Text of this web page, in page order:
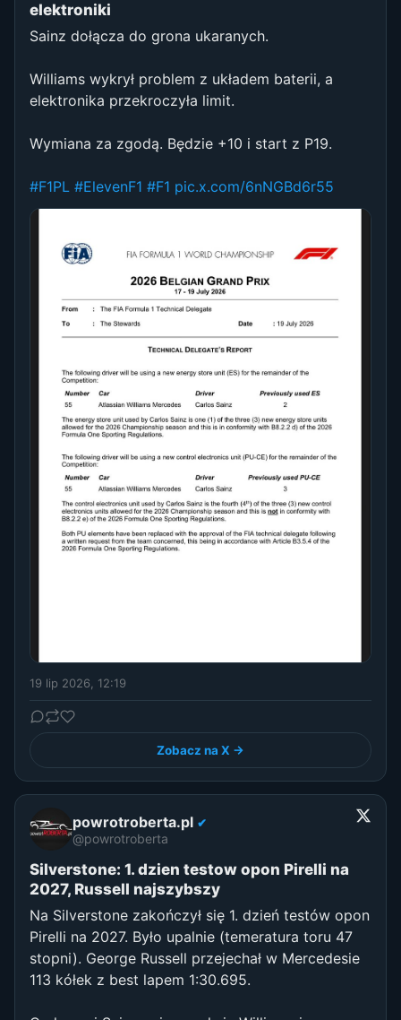
elektroniki
Sainz dołącza do grona ukaranych.
Williams wykrył problem z układem baterii, a
elektronika przekroczyła limit.
Wymiana za zgodą. Będzie +10 i start z P19.
#F1PL #ElevenF1 #F1 pic.x.com/6nNGBd6r55
19 lip 2026, 12:19
Zobacz na X →
powrotroberta.pl ✔
@powrotroberta
Silverstone: 1. dzien testow opon Pirelli na
2027, Russell najszybszy
Na Silverstone zakończył się 1. dzień testów opon
Pirelli na 2027. Było upalnie (temeratura toru 47
stopni). George Russell przejechał w Mercedesie
113 kółek z best lapem 1:30.695.